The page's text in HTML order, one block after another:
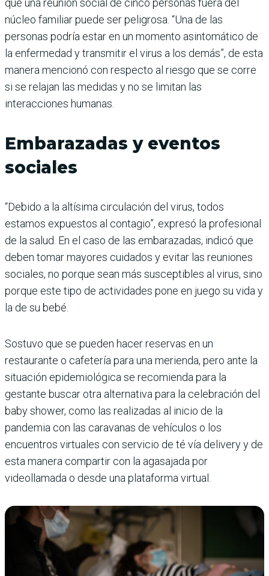
núcleo familiar puede ser peligrosa. “Una de las
personas podría estar en un momento asintomático de
la enfermedad y transmitir el virus a los demás”, de esta
manera mencionó con respecto al riesgo que se corre
si se relajan las medidas y no se limitan las
interacciones humanas.
Embarazadas y eventos
sociales
“Debido a la altísima circulación del virus, todos
estamos expuestos al contagio”, expresó la profesional
de la salud. En el caso de las embarazadas, indicó que
deben tomar mayores cuidados y evitar las reuniones
sociales, no porque sean más susceptibles al virus, sino
porque este tipo de actividades pone en juego su vida y
la de su bebé.
Sostuvo que se pueden hacer reservas en un
restaurante o cafetería para una merienda, pero ante la
situación epidemiológica se recomienda para la
gestante buscar otra alternativa para la celebración del
baby shower, como las realizadas al inicio de la
pandemia con las caravanas de vehículos o los
encuentros virtuales con servicio de té vía delivery y de
esta manera compartir con la agasajada por
videollamada o desde una plataforma virtual.